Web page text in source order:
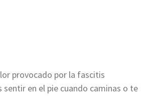
provocado por la fascitis
en el pie cuando caminas o te